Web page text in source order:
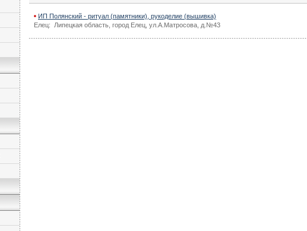
ИП Полянский - ритуал (памятники), рукоделие (вышивка)
Елец: Липецкая область, город Елец, ул.А.Матросова, д.№43